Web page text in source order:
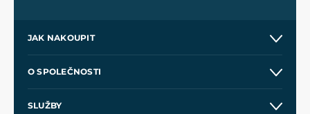
JAK NAKOUPIT
Velkoobchod
O SPOLEČNOSTI
SLUŽBY